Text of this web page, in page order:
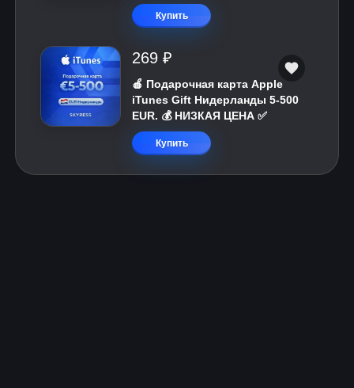
Купить
269 ₽
🍎 Подарочная карта Apple
iTunes Gift Нидерланды 5-500
EUR. 💰 НИЗКАЯ ЦЕНА ✅
Купить